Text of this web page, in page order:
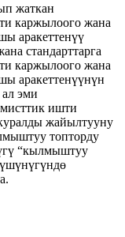
жаткан
каржылоого жана
аракеттенүү
стандарттарга
каржылоого жана
аракеттенүүнүн
ал эми
ишти
жайылтууну
топторду
“кылмыштуу